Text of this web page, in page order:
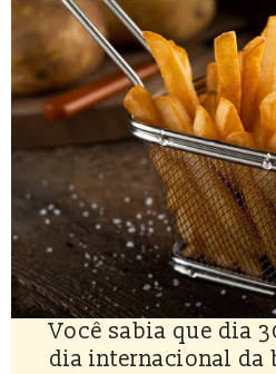
Você sabia que dia
dia internacional da